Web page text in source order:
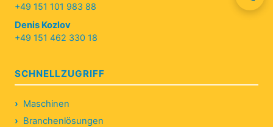
+49 151 101 983 88
Denis Kozlov
+49 151 462 330 18
SCHNELLZUGRIFF
Maschinen
Branchenlösungen